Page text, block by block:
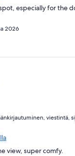
especially for the
2026
viestintä,
view, super comfy.